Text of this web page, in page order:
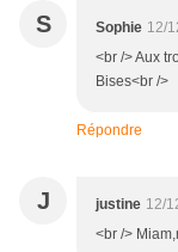
S Sophie 12/
<br /> Aux
Bises<br />
Répondre
J justine 12/
<br />